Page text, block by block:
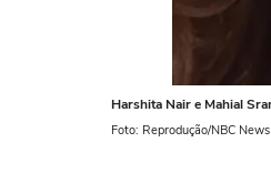
Harshita Nair e Mahial
Foto: Reprodução/NBC News